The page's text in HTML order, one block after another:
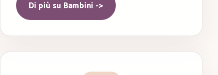
Di più su Bambini ->